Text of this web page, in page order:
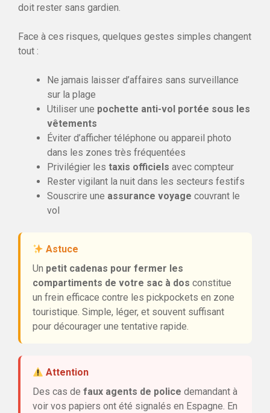
doit rester sans gardien.
Face à ces risques, quelques gestes simples changent
tout :
Ne jamais laisser d’affaires sans surveillance
sur la plage
Utiliser une pochette anti-vol portée sous les
vêtements
Éviter d’afficher téléphone ou appareil photo
dans les zones très fréquentées
Privilégier les taxis officiels avec compteur
Rester vigilant la nuit dans les secteurs festifs
Souscrire une assurance voyage couvrant le
vol
Astuce
Un petit cadenas pour fermer les
compartiments de votre sac à dos constitue
un frein efficace contre les pickpockets en zone
touristique. Simple, léger, et souvent suffisant
pour décourager une tentative rapide.
Attention
Des cas de faux agents de police demandant à
voir vos papiers ont été signalés en Espagne. En